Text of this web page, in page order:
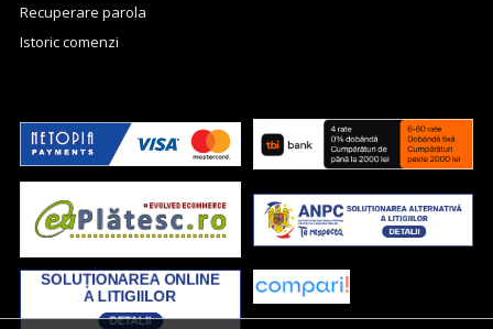
Recuperare parola
Istoric comenzi